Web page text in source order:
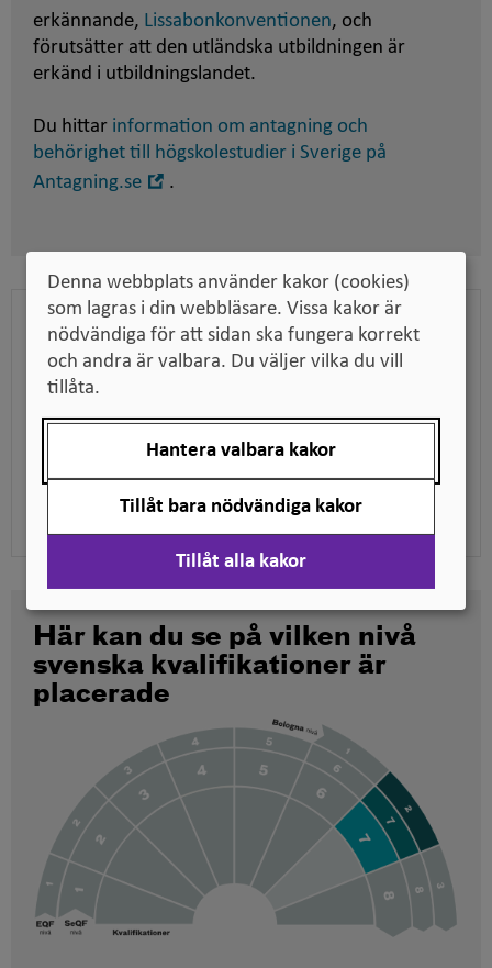
erkännande, Lissabonkonventionen, och
förutsätter att den utländska utbildningen är
erkänd i utbildningslandet.
Du hittar information om antagning och
behörighet till högskolestudier i Sverige på
Antagning.se
fönster
.
Bedömningen som pdf
Ladda ner bedömningen för att till exempel kunna
skicka den till en arbetsgivare när du söker jobb,
tillsammans med dina utbildningsdokument.
Ladda ner pdf
Här kan du se på vilken nivå
svenska kvalifikationer är
placerade
Denna webbplats använder kakor (cookies)
som lagras i din webbläsare. Vissa kakor är
nödvändiga för att sidan ska fungera korrekt
och andra är valbara. Du väljer vilka du vill
tillåta.
Hantera valbara kakor
Tillåt bara nödvändiga kakor
Tillåt alla kakor